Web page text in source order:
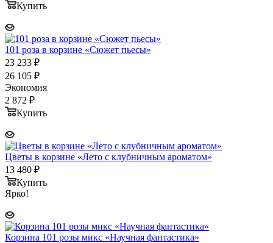
Купить
101 роза в корзине «Сюжет пьесы»
23 233 ₽
26 105 ₽
Экономия
2 872 ₽
Купить
Цветы в корзине «Лето с клубничным ароматом»
13 480 ₽
Купить
Ярко!
Корзина 101 розы микс «Научная фантастика»